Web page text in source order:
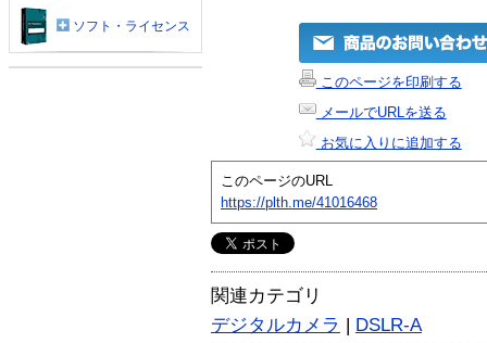
このページを印刷する
メールでURLを送る
お気に入りに追加する
このページのURL
https://plth.me/41016468
関連カテゴリ
デジタルカメラ | DSLR-A
ソフト・ライセンス